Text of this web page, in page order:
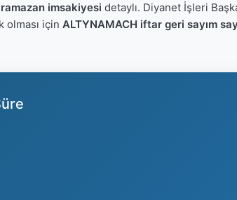
imsakiyesi detaylı. Diyanet İşleri
olması için ALTYNAMACH iftar geri sayım